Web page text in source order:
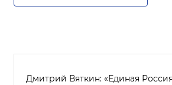
Дмитрий Вяткин: «Единая